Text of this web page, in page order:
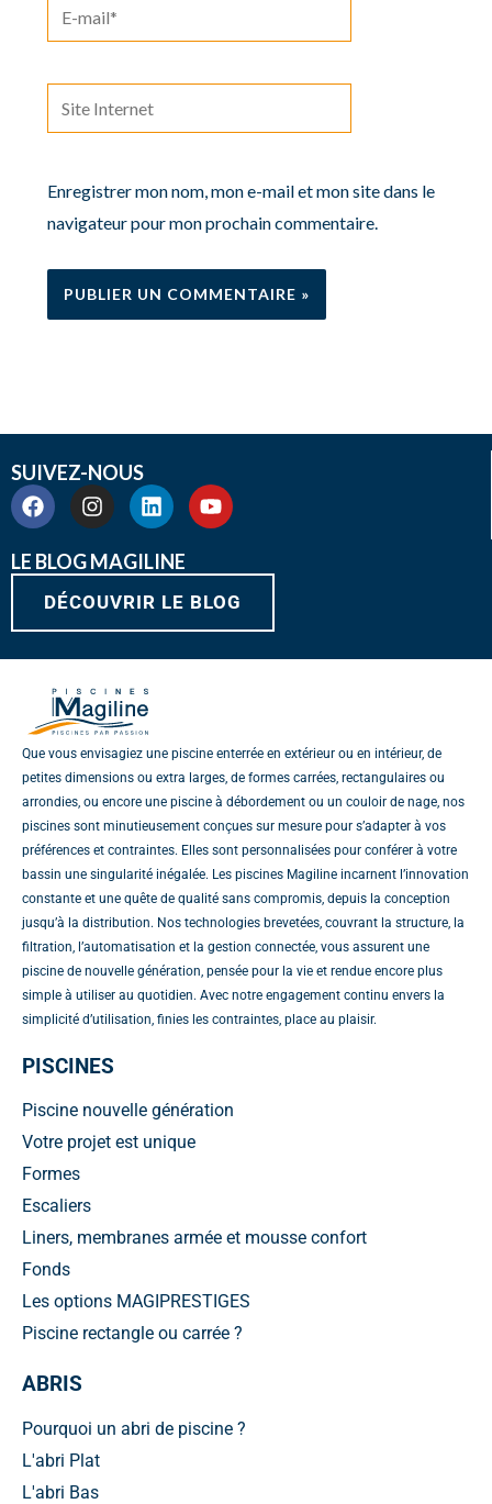
mail*
Site
Internet
Enregistrer mon nom, mon e-mail et mon site dans le
navigateur pour mon prochain commentaire.
SUIVEZ-NOUS
F
a
e
b
o
I
n
t
a
g
r
L
i
k
e
d
i
Y
o
u
b
e
LE BLOG MAGILINE
DÉCOUVRIR LE BLOG
Que vous envisagiez une piscine enterrée en extérieur ou en intérieur, de
petites dimensions ou extra larges, de formes carrées, rectangulaires ou
arrondies, ou encore une piscine à débordement ou un couloir de nage, nos
piscines sont minutieusement conçues sur mesure pour s’adapter à vos
préférences et contraintes. Elles sont personnalisées pour conférer à votre
bassin une singularité inégalée. Les piscines Magiline incarnent l’innovation
constante et une quête de qualité sans compromis, depuis la conception
jusqu’à la distribution. Nos technologies brevetées, couvrant la structure, la
filtration, l’automatisation et la gestion connectée, vous assurent une
piscine de nouvelle génération, pensée pour la vie et rendue encore plus
simple à utiliser au quotidien. Avec notre engagement continu envers la
simplicité d’utilisation, finies les contraintes, place au plaisir.
PISCINES
Piscine nouvelle génération
Votre projet est unique
Formes
Escaliers
Liners, membranes armée et mousse confort
Fonds
Les options MAGIPRESTIGES
Piscine rectangle ou carrée ?
ABRIS
Pourquoi un abri de piscine ?
L'abri Plat
L'abri Bas